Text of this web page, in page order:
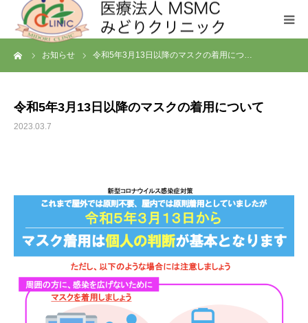
お知らせ 令和5年3月13日以降のマスクの着用につ…
令和5年3月13日以降のマスクの着用について
2023.03.7
クリニックについて